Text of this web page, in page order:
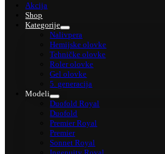
Akcija
Shop
Kategorije
Nalivpera
Hemijske olovke
Tehničke olovke
Roler olovke
Gel olovke
5. generacija
Modeli
Duofold Royal
Duofold
Premier Royal
Premier
Sonnet Royal